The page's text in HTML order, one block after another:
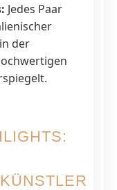
Jedes Paar
der